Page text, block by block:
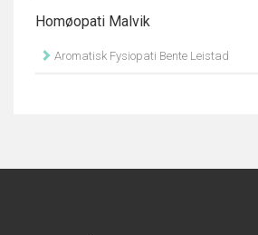
Homøopati Malvik
Aromatisk Fysiopati Bente Leistad